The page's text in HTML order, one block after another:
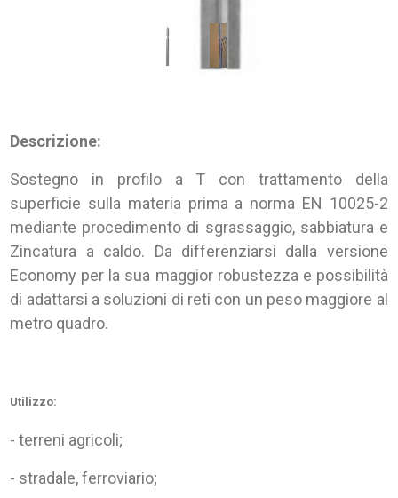
Descrizione:
Sostegno in profilo a T con trattamento della
superficie sulla materia prima a norma EN 10025-2
mediante procedimento di sgrassaggio, sabbiatura e
Zincatura a caldo. Da differenziarsi dalla versione
Economy per la sua maggior robustezza e possibilità
di adattarsi a soluzioni di reti con un peso maggiore al
metro quadro.
Utilizzo:
- terreni agricoli;
- stradale, ferroviario;